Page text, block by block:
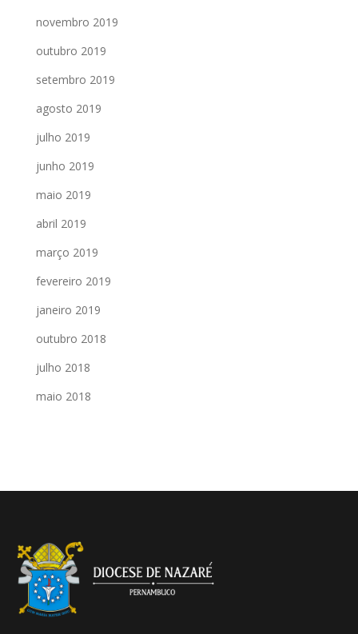
novembro 2019
outubro 2019
setembro 2019
agosto 2019
julho 2019
junho 2019
maio 2019
abril 2019
março 2019
fevereiro 2019
janeiro 2019
outubro 2018
julho 2018
maio 2018